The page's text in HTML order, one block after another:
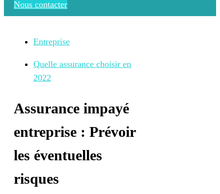
Nous contacter
Entreprise
Quelle assurance choisir en
2022
Assurance impayé
entreprise : Prévoir
les éventuelles
risques